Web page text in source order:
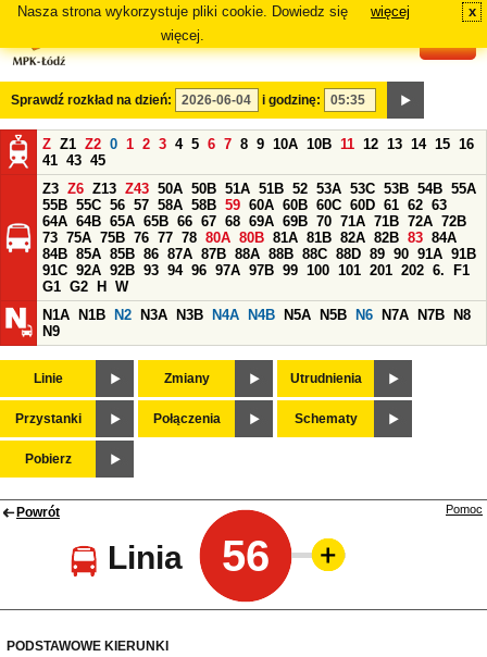
Nasza strona wykorzystuje pliki cookie. Dowiedz się
więcej.
więcej x
Sprawdź rozkład na dzień: i godzinę:
Z Z1 Z2 0 1 2 3 4 5 6 7 8 9 10A 10B 11 12 13 14 15 16
41 43 45
Z3 Z6 Z13 Z43 50A 50B 51A 51B 52 53A 53C 53B 54B 55A
55B 55C 56 57 58A 58B 59 60A 60B 60C 60D 61 62 63
64A 64B 65A 65B 66 67 68 69A 69B 70 71A 71B 72A 72B
73 75A 75B 76 77 78 80A 80B 81A 81B 82A 82B 83 84A
84B 85A 85B 86 87A 87B 88A 88B 88C 88D 89 90 91A 91B
91C 92A 92B 93 94 96 97A 97B 99 100 101 201 202 6.
F1
G1 G2 H
W
N1A
N1B N2 N3A N3B N4A N4B N5A N5B N6 N7A N7B
N8
N9
Linie Zmiany Utrudnienia
Przystanki Połączenia Schematy
Pobierz
Powrót
Linia 56
Pomoc
PODSTAWOWE KIERUNKI